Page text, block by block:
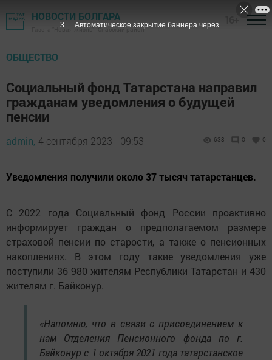
НОВОСТИ БОЛГАРА
Газета "Новая жизнь" - Спасский район
ОБЩЕСТВО
Социальный фонд Татарстана направил
гражданам уведомления о будущей
пенсии
admin, 4 сентября 2023 - 09:53 638 0 0
Уведомления получили около 37 тысяч татарстанцев.
С 2022 года Социальный фонд России проактивно
информирует граждан о предполагаемом размере
страховой пенсии по старости, а также о пенсионных
накоплениях. В этом году такие уведомления уже
поступили 36 980 жителям Республики Татарстан и 430
жителям г. Байконур.
«Напомню, что в связи с присоединением к
нам Отделения Пенсионного фонда по г.
Байконур с 1 октября 2021 года татарстанское
1 Автоматическое закрытие баннера через